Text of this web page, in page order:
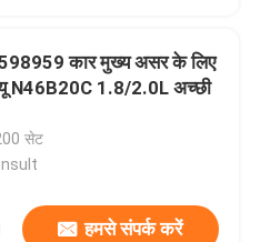
कार मुख्य असर के लिए
N46B20C 1.8/2.0L अच्छी
सेट
हमसे संपर्क करें